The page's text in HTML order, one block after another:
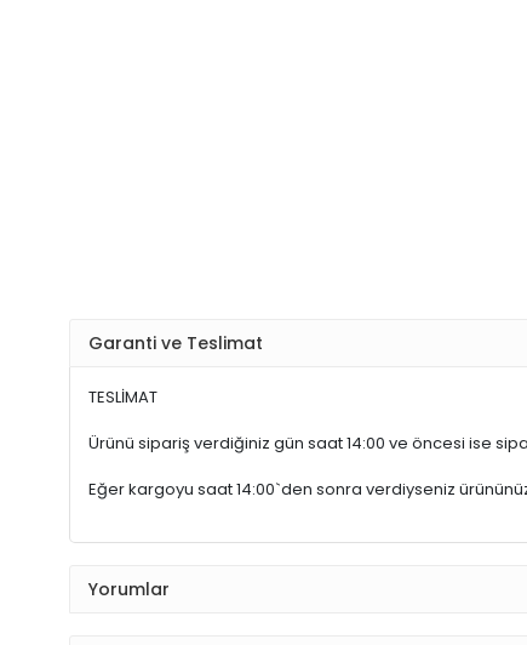
Garanti ve Teslimat
TESLİMAT
Ürünü sipariş verdiğiniz gün saat 14:00 ve öncesi ise
Eğer kargoyu saat 14:00`den sonra verdiyseniz
Yorumlar